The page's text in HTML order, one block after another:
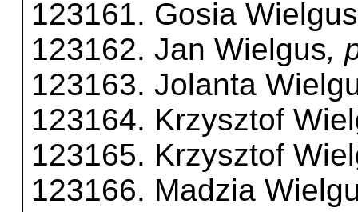
123161. Gosia Wielgus
123162. Jan Wielgus,
123163. Jolanta
123164. Krzysztof
123165. Krzysztof
123166. Madzia